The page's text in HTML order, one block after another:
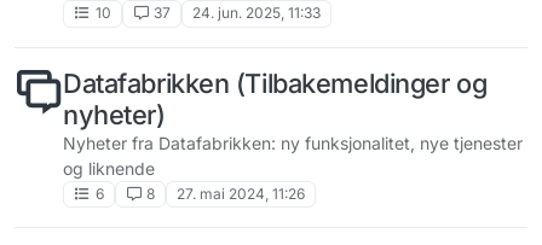
10 37 24. jun. 2025, 11:33
Datafabrikken (Tilbakemeldinger og
nyheter)
Nyheter fra Datafabrikken: ny funksjonalitet, nye tjenester
og liknende
6 8 27. mai 2024, 11:26